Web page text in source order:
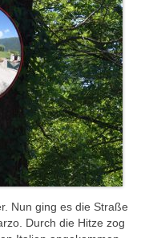
Nun ging es die Straße
Durch die Hitze zog